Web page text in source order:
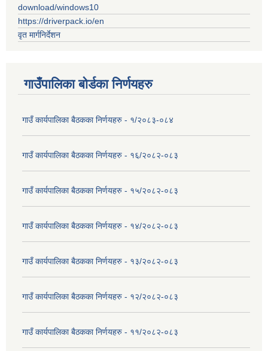
download/windows10
https://driverpack.io/en
वृत मार्गनिर्देशन
गाउँपालिका बोर्डका निर्णयहरु
गाउँ कार्यपालिका बैठकका निर्णयहरु - १/२०८३-०८४
गाउँ कार्यपालिका बैठकका निर्णयहरु - १६/२०८२-०८३
गाउँ कार्यपालिका बैठकका निर्णयहरु - १५/२०८२-०८३
गाउँ कार्यपालिका बैठकका निर्णयहरु - १४/२०८२-०८३
गाउँ कार्यपालिका बैठकका निर्णयहरु - १३/२०८२-०८३
गाउँ कार्यपालिका बैठकका निर्णयहरु - १२/२०८२-०८३
गाउँ कार्यपालिका बैठकका निर्णयहरु - ११/२०८२-०८३